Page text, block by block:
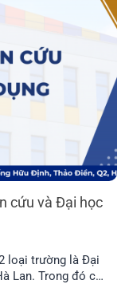
cứu và Đại học
loại trường là Đại
Lan. Trong đó có